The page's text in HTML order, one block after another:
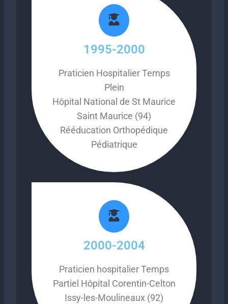
1995-2000
Praticien Hospitalier Temps
Plein
Hôpital National de St Maurice
Saint Maurice (94)
Rééducation Orthopédique
Pédiatrique
2000-2004
Praticien hospitalier Temps
Partiel Hôpital Corentin-Celton
Issy-les-Moulineaux (92)